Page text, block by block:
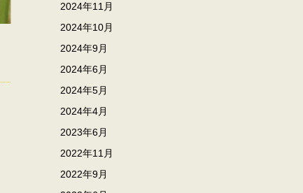
2024年11月
2024年10月
2024年9月
2024年6月
2024年5月
2024年4月
2023年6月
2022年11月
2022年9月